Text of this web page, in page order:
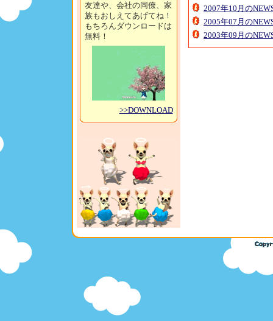
友達や、会社の同僚、家
族もおしえてあげてね！
もちろんダウンロードは
無料！
>>DOWNLOAD
2007年10月の
2005年07月の
2003年09月の